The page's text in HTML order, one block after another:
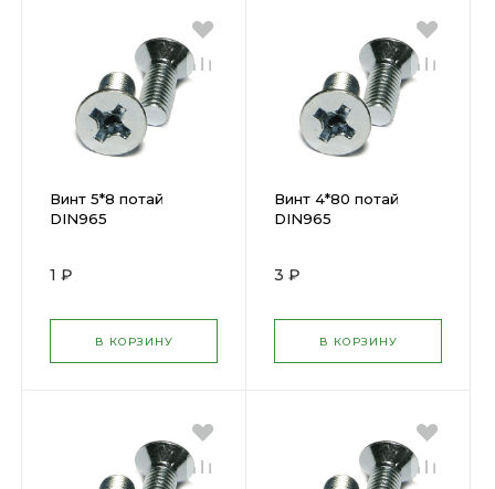
Винт 5*8 потай
DIN965
1 ₽
В КОРЗИНУ
Винт 4*80 потай
DIN965
3 ₽
В КОРЗИНУ